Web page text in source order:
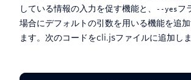
している情報の入力を促す機能と、
--yesフ
場合にデフォルトの引数を用いる機能を追
ます。次のコードをcli.jsファイルに追加しま